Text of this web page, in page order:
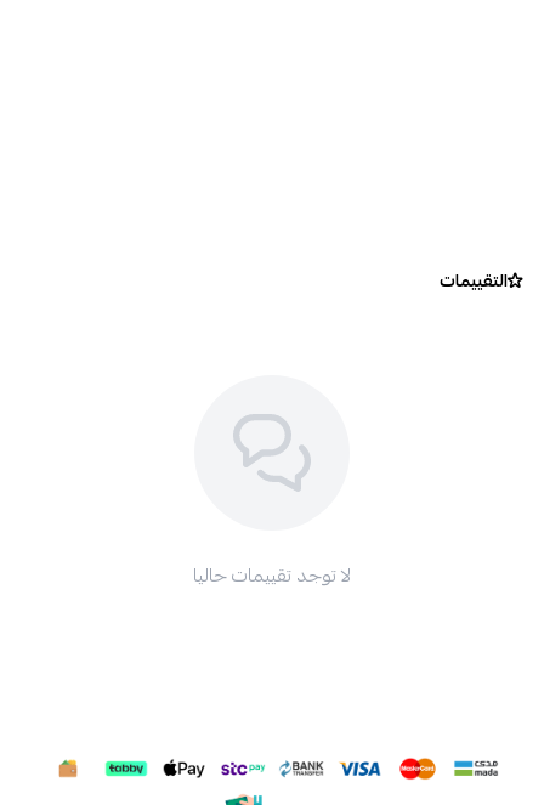
التقييمات
لا توجد تقييمات حاليا